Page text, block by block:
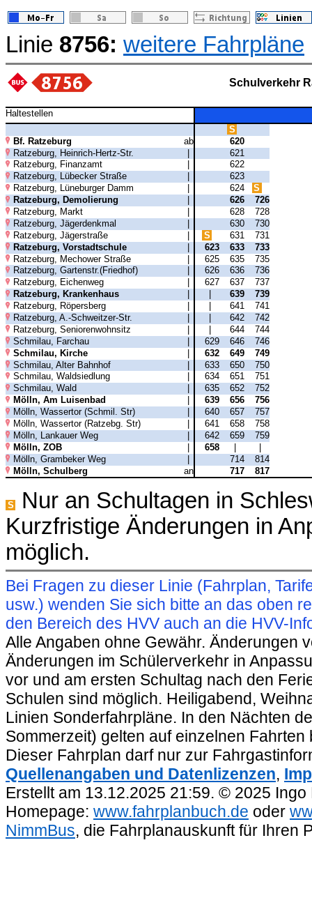
Linie 8756: weitere Fahrpläne
Schulverkehr
Haltestellen
S
Bf. Ratzeburg
ab
620
Ratzeburg, Heinrich-Hertz-Str.
|
621
Ratzeburg, Finanzamt
622
Ratzeburg, Lübecker Straße
623
Ratzeburg, Lüneburger Damm
624
S
Ratzeburg, Demolierung
626
726
Ratzeburg, Markt
628
728
Ratzeburg, Jägerdenkmal
630
730
Ratzeburg, Jägerstraße
S 631
731
Ratzeburg, Vorstadtschule
| 623 633
733
Ratzeburg, Mechower Straße
| 625 635
735
Ratzeburg, Gartenstr.(Friedhof)
626 636
736
Ratzeburg, Eichenweg
627 637
737
Ratzeburg, Krankenhaus
639
739
Ratzeburg, Röpersberg
641
741
Ratzeburg, A.-Schweitzer-Str.
642
742
Ratzeburg, Seniorenwohnsitz
644
744
Schmilau, Farchau
629 646
746
Schmilau, Kirche
| 632 649
749
Schmilau, Alter Bahnhof
| 633 650
750
Schmilau, Waldsiedlung
634 651
751
Schmilau, Wald
635 652
752
Mölln, Am Luisenbad
639 656
756
Mölln, Wassertor (Schmil. Str)
640 657
757
Mölln, Wassertor (Ratzebg. Str)
641 658
758
Mölln, Lankauer Weg
642 659
759
Mölln, ZOB
658
Mölln, Grambeker Weg
| 714
814
Mölln, Schulberg
an 717 817
S
Nur an Schultagen in
Kurzfristige Änderungen in
möglich.
Bei Fragen zu dieser Linie (Fahrplan,
usw.) wenden Sie sich bitte an das oben
den Bereich des HVV auch an die HVV-
Alle Angaben ohne Gewähr. Änderungen
Änderungen im Schülerverkehr in
vor und am ersten Schultag nach den
Schulen sind möglich. Heiligabend,
Linien Sonderfahrpläne. In den Nächten
Sommerzeit) gelten auf einzelnen
Dieser Fahrplan darf nur zur
Quellenangaben und Datenlizenzen,
Erstellt am 13.12.2025 21:59. © 2025
Homepage: www.fahrplanbuch.de oder
NimmBus, die Fahrplanauskunft für Ihren